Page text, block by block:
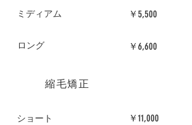
​ミディアム ￥5,500
​ロング ￥6,600
縮毛矯正
​ショート ￥11,000